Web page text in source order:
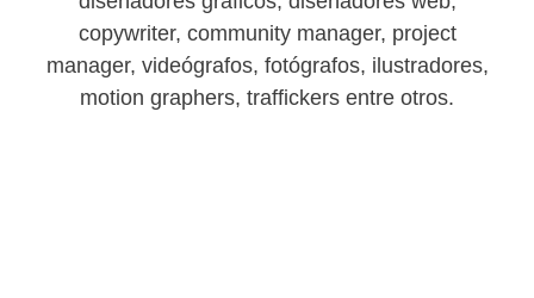
copywriter, community manager, project
manager, videógrafos, fotógrafos, ilustradores,
motion graphers, traffickers entre otros.